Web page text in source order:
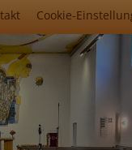
Cookie-